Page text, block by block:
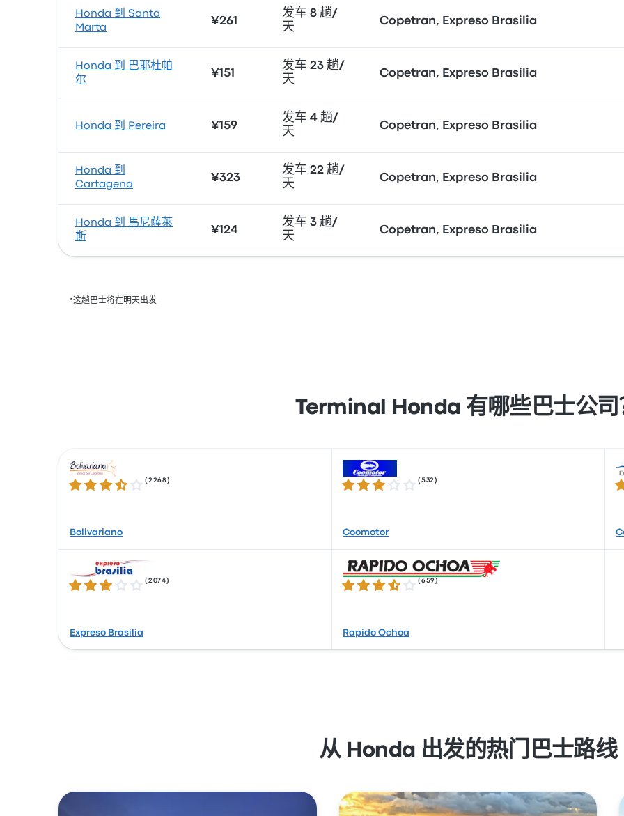
Honda 到 Santa
Marta
¥261
发车 8 趟/
天
Copetran, Expreso Brasilia
Honda 到 巴耶杜帕
尔
¥151
发车 23 趟/
天
Copetran, Expreso Brasilia
Honda 到 Pereira ¥159
发车 4 趟/
天
Copetran, Expreso Brasilia
Honda 到
Cartagena
¥323
发车 22 趟/
天
Copetran, Expreso Brasilia
Honda 到 馬尼薩萊
斯
¥124
发车 3 趟/
天
Copetran, Expreso Brasilia
*这趟巴士将在明天出发
Terminal Honda 有哪些巴士公司
3.5 / 5 星 ( 2268 )
Bolivariano
2.9 / 5 星 ( 532 )
Coomotor
3.1 / 5 星 ( 2074 )
Expreso Brasilia
3.4 / 5 星 ( 659 )
Rapido Ochoa
从 Honda 出发的热门巴士路线